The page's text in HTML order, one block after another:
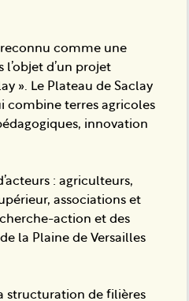
reconnu comme une
d’un projet
». Le Plateau de Saclay
combine terres agricoles
innovation
: agriculteurs,
associations et
action et des
la Plaine de Versailles
structuration de filières